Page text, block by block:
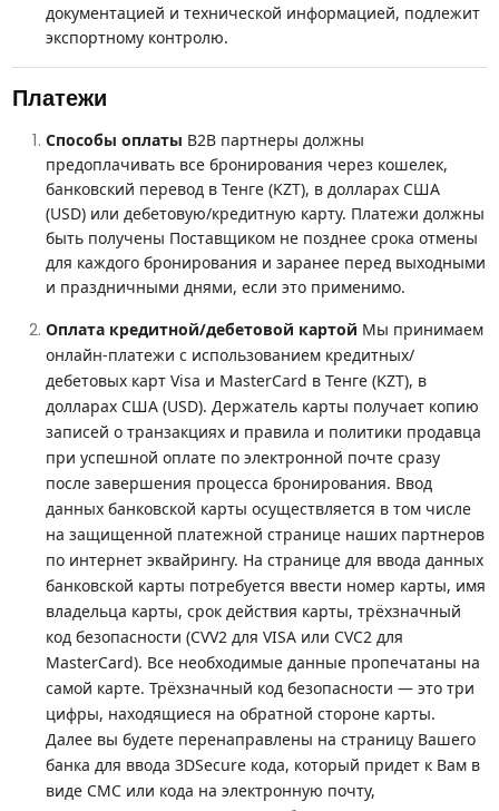
документацией и технической информацией, подлежит
экспортному контролю.
Платежи
Способы оплаты B2B партнеры должны
предоплачивать все бронирования через кошелек,
банковский перевод в Тенге (KZT), в долларах США
(USD) или дебетовую/кредитную карту. Платежи должны
быть получены Поставщиком не позднее срока отмены
для каждого бронирования и заранее перед выходными
и праздничными днями, если это применимо.
Оплата кредитной/дебетовой картой Мы принимаем
онлайн-платежи с использованием кредитных/
дебетовых карт Visa и MasterCard в Тенге (KZT), в
долларах США (USD). Держатель карты получает копию
записей о транзакциях и правила и политики продавца
при успешной оплате по электронной почте сразу
после завершения процесса бронирования. Ввод
данных банковской карты осуществляется в том числе
на защищенной платежной странице наших партнеров
по интернет эквайрингу. На странице для ввода данных
банковской карты потребуется ввести номер карты, имя
владельца карты, срок действия карты, трёхзначный
код безопасности (CVV2 для VISA или CVC2 для
MasterCard). Все необходимые данные пропечатаны на
самой карте. Трёхзначный код безопасности — это три
цифры, находящиеся на обратной стороне карты.
Далее вы будете перенаправлены на страницу Вашего
банка для ввода 3DSecure кода, который придет к Вам в
виде СМС или кода на электронную почту,